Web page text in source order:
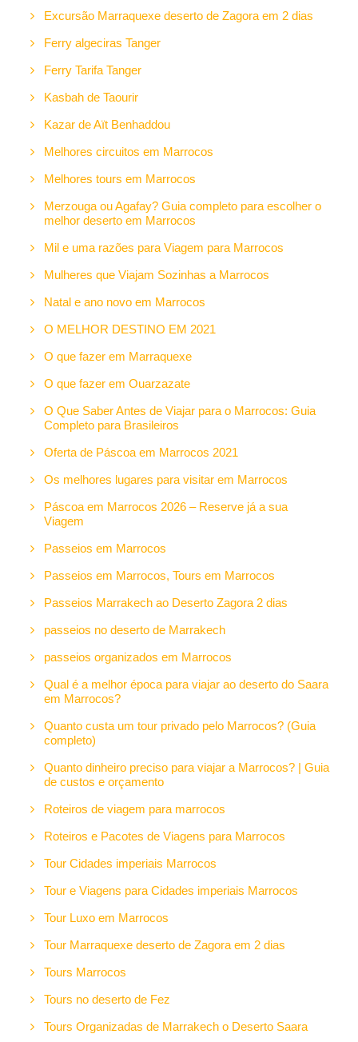
Excursão Marraquexe deserto de Zagora em 2 dias
Ferry algeciras Tanger
Ferry Tarifa Tanger
Kasbah de Taourir
Kazar de Aït Benhaddou
Melhores circuitos em Marrocos
Melhores tours em Marrocos
Merzouga ou Agafay? Guia completo para escolher o
melhor deserto em Marrocos
Mil e uma razões para Viagem para Marrocos
Mulheres que Viajam Sozinhas a Marrocos
Natal e ano novo em Marrocos
O MELHOR DESTINO EM 2021
O que fazer em Marraquexe
O que fazer em Ouarzazate
O Que Saber Antes de Viajar para o Marrocos: Guia
Completo para Brasileiros
Oferta de Páscoa em Marrocos 2021
Os melhores lugares para visitar em Marrocos
Páscoa em Marrocos 2026 – Reserve já a sua
Viagem
Passeios em Marrocos
Passeios em Marrocos, Tours em Marrocos
Passeios Marrakech ao Deserto Zagora 2 dias
passeios no deserto de Marrakech
passeios organizados em Marrocos
Qual é a melhor época para viajar ao deserto do Saara
em Marrocos?
Quanto custa um tour privado pelo Marrocos? (Guia
completo)
Quanto dinheiro preciso para viajar a Marrocos? | Guia
de custos e orçamento
Roteiros de viagem para marrocos
Roteiros e Pacotes de Viagens para Marrocos
Tour Cidades imperiais Marrocos
Tour e Viagens para Cidades imperiais Marrocos
Tour Luxo em Marrocos
Tour Marraquexe deserto de Zagora em 2 dias
Tours Marrocos
Tours no deserto de Fez
Tours Organizadas de Marrakech o Deserto Saara